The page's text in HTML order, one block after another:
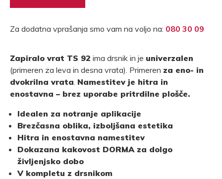
Za dodatna vprašanja smo vam na voljo na: 080 30 09
Zapiralo vrat TS 92 ima drsnik in je univerzalen
(primeren za leva in desna vrata). Primeren za eno- in
dvokrilna vrata. Namestitev je hitra in
enostavna – brez uporabe pritrdilne plošče.
Idealen za notranje aplikacije
Brezčasna oblika, izboljšana estetika
Hitra in enostavna namestitev
Dokazana kakovost DORMA za dolgo
življenjsko dobo
V kompletu z drsnikom